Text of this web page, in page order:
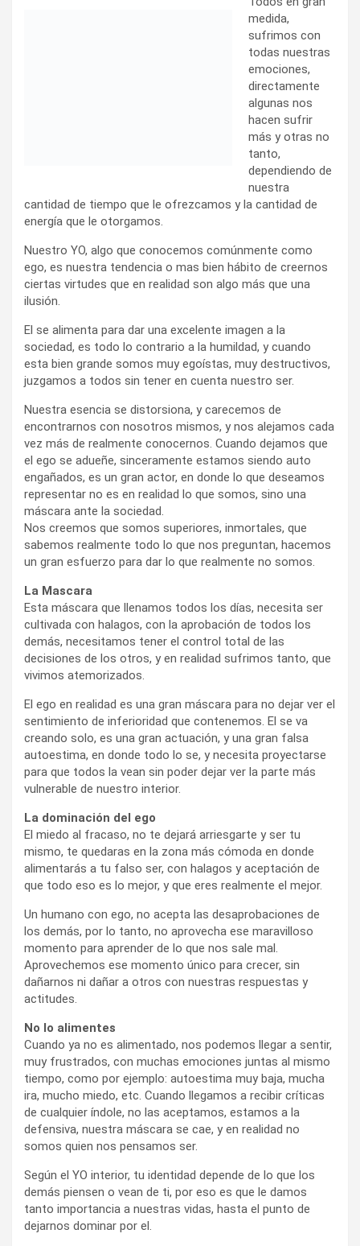
medida,
sufrimos con
todas nuestras
emociones,
directamente
algunas nos
hacen sufrir
más y otras no
tanto,
dependiendo de
nuestra
cantidad de tiempo que le ofrezcamos y la cantidad de
energía que le otorgamos.
Nuestro YO, algo que conocemos comúnmente como
ego, es nuestra tendencia o mas bien hábito de creernos
ciertas virtudes que en realidad son algo más que una
ilusión.
El se alimenta para dar una excelente imagen a la
sociedad, es todo lo contrario a la humildad, y cuando
esta bien grande somos muy egoístas, muy destructivos,
juzgamos a todos sin tener en cuenta nuestro ser.
Nuestra esencia se distorsiona, y carecemos de
encontrarnos con nosotros mismos, y nos alejamos cada
vez más de realmente conocernos. Cuando dejamos que
el ego se adueñe, sinceramente estamos siendo auto
engañados, es un gran actor, en donde lo que deseamos
representar no es en realidad lo que somos, sino una
máscara ante la sociedad.
Nos creemos que somos superiores, inmortales, que
sabemos realmente todo lo que nos preguntan, hacemos
un gran esfuerzo para dar lo que realmente no somos.
La Mascara
Esta máscara que llenamos todos los días, necesita ser
cultivada con halagos, con la aprobación de todos los
demás, necesitamos tener el control total de las
decisiones de los otros, y en realidad sufrimos tanto, que
vivimos atemorizados.
El ego en realidad es una gran máscara para no dejar ver el
sentimiento de inferioridad que contenemos. El se va
creando solo, es una gran actuación, y una gran falsa
autoestima, en donde todo lo se, y necesita proyectarse
para que todos la vean sin poder dejar ver la parte más
vulnerable de nuestro interior.
La dominación del ego
El miedo al fracaso, no te dejará arriesgarte y ser tu
mismo, te quedaras en la zona más cómoda en donde
alimentarás a tu falso ser, con halagos y aceptación de
que todo eso es lo mejor, y que eres realmente el mejor.
Un humano con ego, no acepta las desaprobaciones de
los demás, por lo tanto, no aprovecha ese maravilloso
momento para aprender de lo que nos sale mal.
Aprovechemos ese momento único para crecer, sin
dañarnos ni dañar a otros con nuestras respuestas y
actitudes.
No lo alimentes
Cuando ya no es alimentado, nos podemos llegar a sentir,
muy frustrados, con muchas emociones juntas al mismo
tiempo, como por ejemplo: autoestima muy baja, mucha
ira, mucho miedo, etc. Cuando llegamos a recibir críticas
de cualquier índole, no las aceptamos, estamos a la
defensiva, nuestra máscara se cae, y en realidad no
somos quien nos pensamos ser.
Según el YO interior, tu identidad depende de lo que los
demás piensen o vean de ti, por eso es que le damos
tanto importancia a nuestras vidas, hasta el punto de
dejarnos dominar por el.